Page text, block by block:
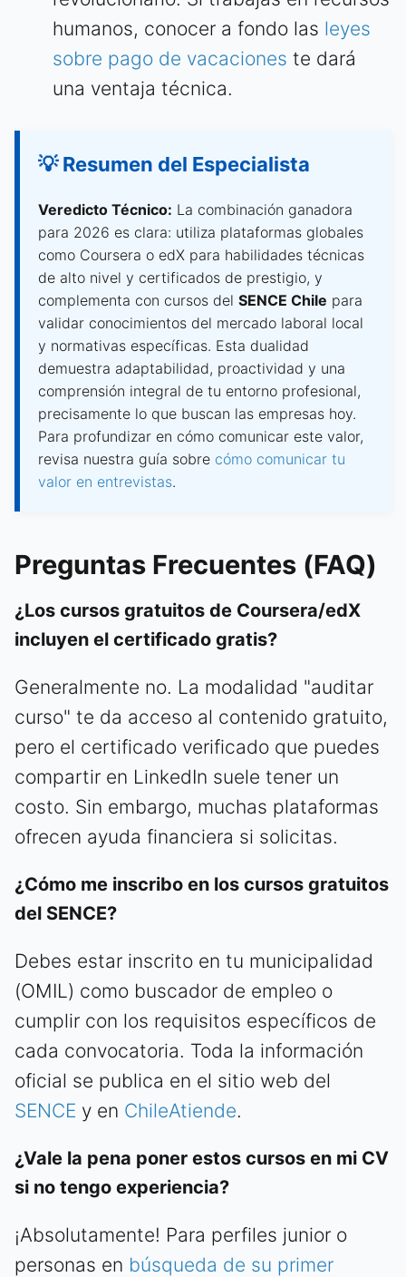
humanos, conocer a fondo las leyes
sobre pago de vacaciones te dará
una ventaja técnica.
💡 Resumen del Especialista
Veredicto Técnico: La combinación ganadora
para 2026 es clara: utiliza plataformas globales
como Coursera o edX para habilidades técnicas
de alto nivel y certificados de prestigio, y
complementa con cursos del SENCE Chile para
validar conocimientos del mercado laboral local
y normativas específicas. Esta dualidad
demuestra adaptabilidad, proactividad y una
comprensión integral de tu entorno profesional,
precisamente lo que buscan las empresas hoy.
Para profundizar en cómo comunicar este valor,
revisa nuestra guía sobre cómo comunicar tu
valor en entrevistas.
Preguntas Frecuentes (FAQ)
¿Los cursos gratuitos de Coursera/edX
incluyen el certificado gratis?
Generalmente no. La modalidad "auditar
curso" te da acceso al contenido gratuito,
pero el certificado verificado que puedes
compartir en LinkedIn suele tener un
costo. Sin embargo, muchas plataformas
ofrecen ayuda financiera si solicitas.
¿Cómo me inscribo en los cursos gratuitos
del SENCE?
Debes estar inscrito en tu municipalidad
(OMIL) como buscador de empleo o
cumplir con los requisitos específicos de
cada convocatoria. Toda la información
oficial se publica en el sitio web del
SENCE y en ChileAtiende.
¿Vale la pena poner estos cursos en mi CV
si no tengo experiencia?
¡Absolutamente! Para perfiles junior o
personas en búsqueda de su primer